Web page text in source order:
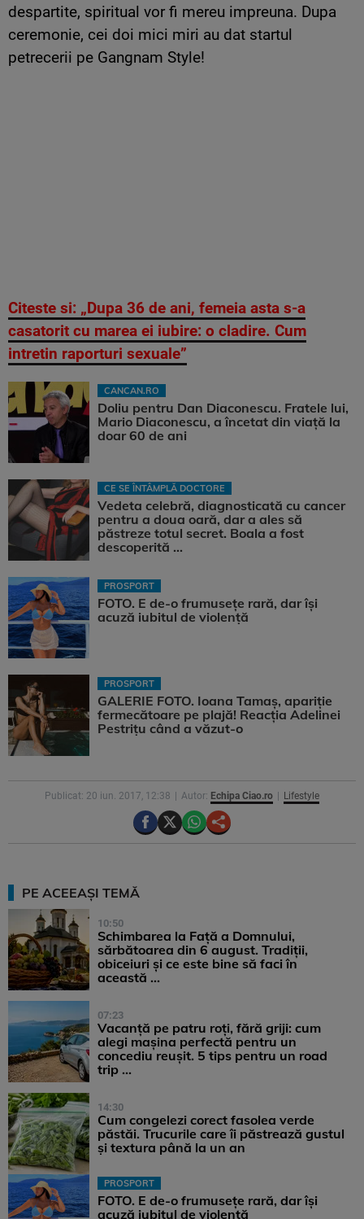
despartite, spiritual vor fi mereu impreuna. Dupa
ceremonie, cei doi mici miri au dat startul
petrecerii pe Gangnam Style!
Citeste si: „Dupa 36 de ani, femeia asta s-a
casatorit cu marea ei iubire: o cladire. Cum
intretin raporturi sexuale”
CANCAN.RO
Doliu pentru Dan Diaconescu. Fratele lui,
Mario Diaconescu, a încetat din viață la
doar 60 de ani
CE SE ÎNTÂMPLĂ DOCTORE
Vedeta celebră, diagnosticată cu cancer
pentru a doua oară, dar a ales să
păstreze totul secret. Boala a fost
descoperită ...
PROSPORT
FOTO. E de-o frumusețe rară, dar își
acuză iubitul de violență
PROSPORT
GALERIE FOTO. Ioana Tamaş, apariție
fermecătoare pe plajă! Reacția Adelinei
Pestrițu când a văzut-o
Publicat: 20 iun. 2017, 12:38 Autor: Echipa Ciao.ro Lifestyle
PE ACEEAȘI TEMĂ
10:50
Schimbarea la Față a Domnului,
sărbătoarea din 6 august. Tradiții,
obiceiuri și ce este bine să faci în
această ...
07:23
Vacanță pe patru roți, fără griji: cum
alegi mașina perfectă pentru un
concediu reușit. 5 tips pentru un road
trip ...
14:30
Cum congelezi corect fasolea verde
păstăi. Trucurile care îi păstrează gustul
și textura până la un an
PROSPORT
FOTO. E de-o frumusețe rară, dar își
acuză iubitul de violență